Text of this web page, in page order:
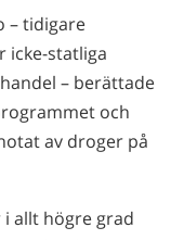
– tidigare
icke-statliga
– berättade
och
av droger på
i allt högre grad